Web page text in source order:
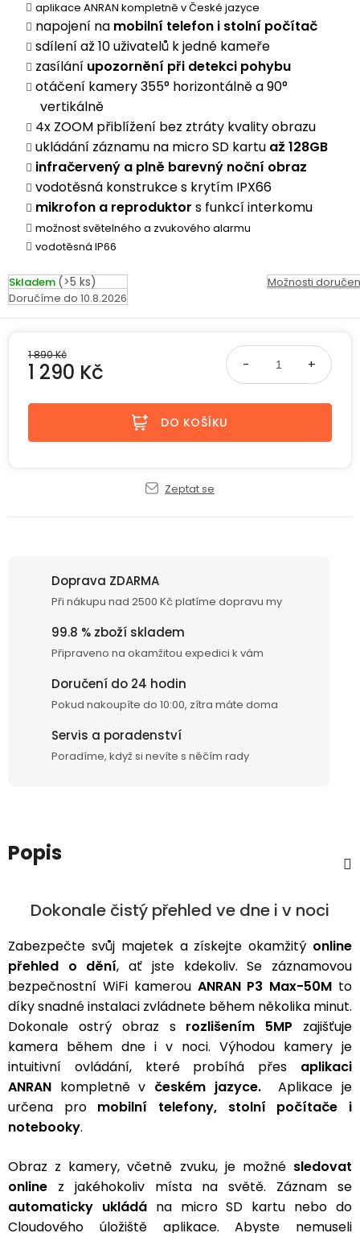
Napájecí
kabely
Příslušenství
S
dotykovým
displejem
Bone
Conduction
Lenovo
Day's
Ear
Hook
-
za
uši
S
displejem
Air
Conduction
bezdrátová
Sada
dronu
se
2
bateriemi
Sada
dronu
se
bateriemi
díly
a
příslušenství
kamerám
Bateriové
WiFi
kamery
Bateriové
4G
kamery
kamery
Bateriové
4G
Bateriové
kamery
karta)
Paměťové
karty
na
zmrzlinu
ledovou
tříšť
Příslušenství
do
auta
Napájecí
adaptéry
Napájecí
kabely
Doplňkové
SKLAD
Kontakty
aplikace ANRAN kompletně v České jazyce
napojení na mobilní telefon i stolní počítač
sdílení až 10 uživatelů k jedné kameře
zasílání upozornění při detekci pohybu
otáčení kamery 355° horizontálně a 90°
vertikálně
4x ZOOM přiblížení bez ztráty kvality obrazu
ukládání záznamu na micro SD kartu až 128GB
infračervený a plně barevný noční obraz
vodotěsná konstrukce s krytím IPX66
mikrofon a reproduktor s funkcí interkomu
možnost světelného a zvukového alarmu
vodotěsná IP66
Skladem (>5 ks)
10.8.2026
Možnosti
1 890 Kč
1 290 Kč
DO KOŠÍKU
Zeptat se
Doprava ZDARMA
Při nákupu nad 2500 Kč platíme dopravu my
99.8 % zboží skladem
Připraveno na okamžitou expedici k vám
Doručení do 24 hodin
Pokud nakoupíte do 10:00, zítra máte doma
Servis a poradenství
Poradíme, když si nevíte s něčím rady
Popis
Dokonale čistý přehled ve dne i v noci
Zabezpečte svůj majetek a získejte okamžitý online
přehled o dění, ať jste kdekoliv. Se záznamovou
bezpečnostní WiFi kamerou ANRAN P3 Max-50M to
díky snadné instalaci zvládnete během několika minut.
Dokonale ostrý obraz s rozlišením 5MP zajišťuje
kamera během dne i v noci. Výhodou kamery je
intuitivní ovládání, které probíhá přes aplikaci
ANRAN kompletně v českém jazyce.Aplikace je
určena pro mobilní telefony, stolní počítače i
notebooky.
Obraz z kamery, včetně zvuku, je možné sledovat
online z jakéhokoliv místa na světě. Záznam se
automaticky ukládá na micro SD kartu nebo do
Cloudového úložiště aplikace. Abyste nemuseli